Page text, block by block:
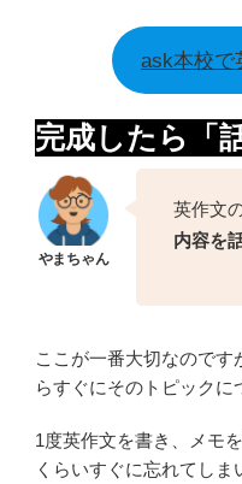
ask本校で
完成したら「
英作文
内容を
ここが一番大切なのです
らすぐにそのトピックに
1度英作文を書き、メモ
くらいすぐに忘れてしま